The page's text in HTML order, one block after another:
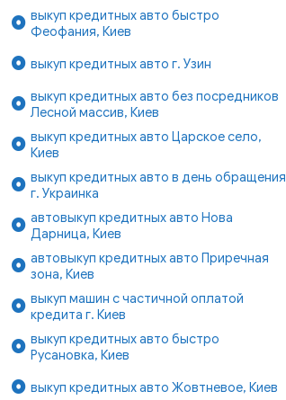
выкуп кредитных авто быстро
Феофания, Киев
выкуп кредитных авто г. Узин
выкуп кредитных авто без посредников
Лесной массив, Киев
выкуп кредитных авто Царское село,
Киев
выкуп кредитных авто в день обращения
г. Украинка
автовыкуп кредитных авто Нова
Дарница, Киев
автовыкуп кредитных авто Приречная
зона, Киев
выкуп машин с частичной оплатой
кредита г. Киев
выкуп кредитных авто быстро
Русановка, Киев
выкуп кредитных авто Жовтневое, Киев